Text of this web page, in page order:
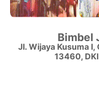
Bimbel
Jl. Wijaya Kusuma I,
13460,